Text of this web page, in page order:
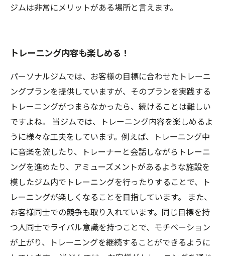
ジムは非常にメリットがある場所と言えます。
トレーニング内容も楽しめる！
パーソナルジムでは、お客様の目標に合わせたトレーニ
ングプランを提供していますが、そのプランを実践する
トレーニングがつまらなかったら、続けることは難しい
ですよね。 当ジムでは、トレーニング内容を楽しめるよ
うに様々な工夫をしています。例えば、トレーニング中
に音楽を流したり、トレーナーと会話しながらトレーニ
ングを進めたり、アミューズメントがあるような施設を
模したジム内でトレーニングを行ったりすることで、ト
レーニングが楽しくなることを目指しています。 また、
お客様同士での競争も取り入れています。同じ目標を持
つ人同士でライバル意識を持つことで、モチベーション
が上がり、トレーニングを継続することができるように